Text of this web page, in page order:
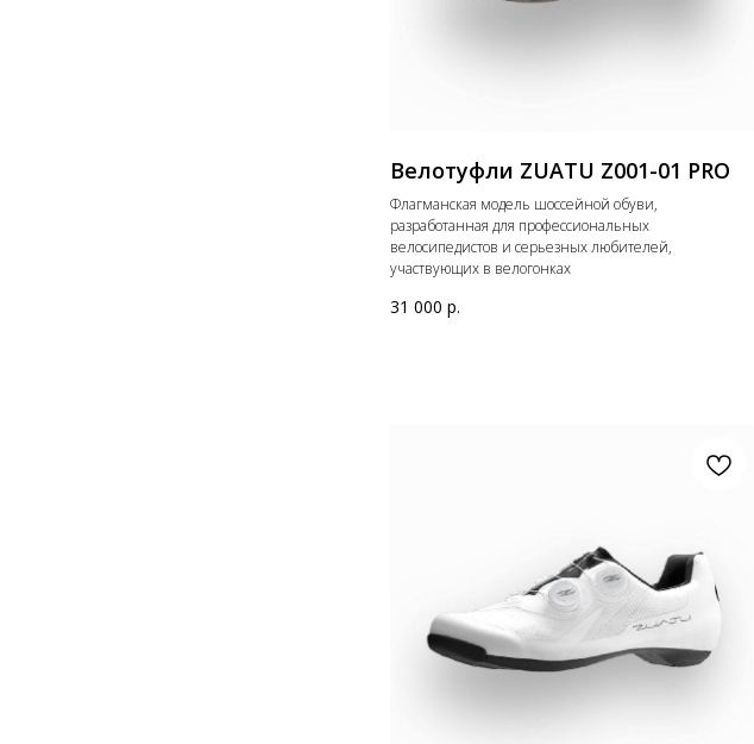
Велотуфли ZUATU Z001-01 PRO
Флагманская модель шоссейной обуви,
разработанная для профессиональных
велосипедистов и серьезных любителей,
участвующих в велогонках
31 000 р.